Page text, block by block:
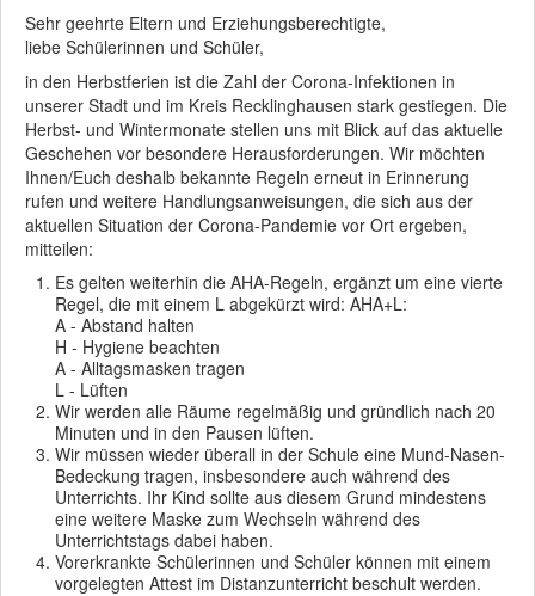
Gestalten" werden
künstlerische
Begabungen
gefördert!
Die QA hat es
bestätigt - wir sind
stark in
kooperativen
Lernformen!
Wir nehmen die
Digitalisierung
ernst!
Sehr geehrte Eltern und Erziehungsberechtigte,
liebe Schülerinnen und Schüler,
in den Herbstferien ist die Zahl der Corona-Infektionen in
unserer Stadt und im Kreis Recklinghausen stark gestiegen. Die
Herbst- und Wintermonate stellen uns mit Blick auf das aktuelle
Geschehen vor besondere Herausforderungen. Wir möchten
Ihnen/Euch deshalb bekannte Regeln erneut in Erinnerung
rufen und weitere Handlungsanweisungen, die sich aus der
aktuellen Situation der Corona-Pandemie vor Ort ergeben,
mitteilen:
Es gelten weiterhin die AHA-Regeln, ergänzt um eine vierte
Regel, die mit einem L abgekürzt wird: AHA+L:
A - Abstand halten
H - Hygiene beachten
A - Alltagsmasken tragen
L - Lüften
Wir werden alle Räume regelmäßig und gründlich nach 20
Minuten und in den Pausen lüften.
Wir müssen wieder überall in der Schule eine Mund-Nasen-
Bedeckung tragen, insbesondere auch während des
Unterrichts. Ihr Kind sollte aus diesem Grund mindestens
eine weitere Maske zum Wechseln während des
Unterrichtstags dabei haben.
Vorerkrankte Schülerinnen und Schüler können mit einem
vorgelegten Attest im Distanzunterricht beschult werden.